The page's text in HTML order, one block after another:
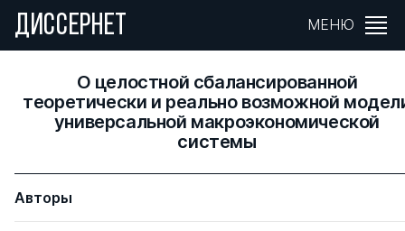
ДИССЕРНЕТ МЕНЮ
О целостной сбалансированной
теоретически и реально возможной
универсальной макроэкономической
системы
Авторы